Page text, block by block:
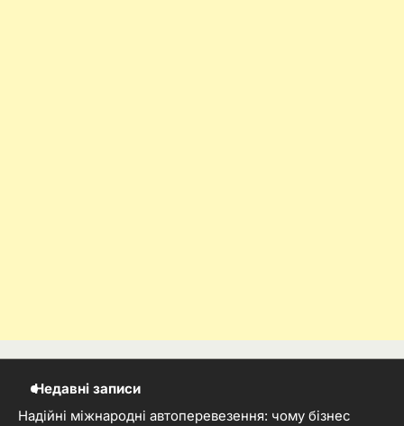
Недавні записи
Надійні міжнародні автоперевезення: чому бізнес